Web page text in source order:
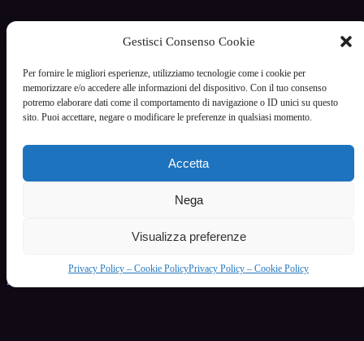
Gestisci Consenso Cookie
Per fornire le migliori esperienze, utilizziamo tecnologie come i cookie per
memorizzare e/o accedere alle informazioni del dispositivo. Con il tuo consenso
potremo elaborare dati come il comportamento di navigazione o ID unici su questo
sito. Puoi accettare, negare o modificare le preferenze in qualsiasi momento.
Accetta
Nega
Visualizza preferenze
Privacy Policy – Cookie PolicyPrivacy Policy – Cookie Policy
Servizio di intrattenimento riservato ai maggiori di 18 anni
Informazioni legali
Contatti / Supporto
Il Fascino delle Donne che Amano le Donne